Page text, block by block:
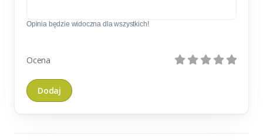
Opinia będzie widoczna dla wszystkich!
Ocena